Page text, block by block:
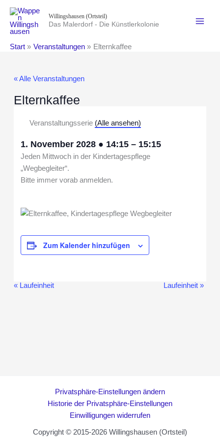
Inhalt
springen
Willingshausen (Ortsteil)
Das Malerdorf - Die Künstlerkolonie
Start Veranstaltungen Elternkaffee
« Alle Veranstaltungen
Elternkaffee
Veranstaltungsserie (Alle ansehen)
1. November 2028 ● 14:15– 15:15
Jeden Mittwoch in der Kindertagespflege
„Wegbegleiter“.
Bitte immer vorab anmelden.
Zum Kalender hinzufügen
Veranstaltung-
«Laufeinheit Laufeinheit»
Privatsphäre-Einstellungen ändern
Historie der Privatsphäre-Einstellungen
Einwilligungen widerrufen
Copyright © 2015-2026 Willingshausen (Ortsteil)